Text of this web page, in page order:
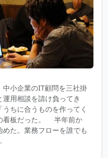
小企業のIT顧問を三社掛
用相談を請け負ってき
ちに合うものを作ってく
看板だった。 半年前か
た。業務フローを誰でも